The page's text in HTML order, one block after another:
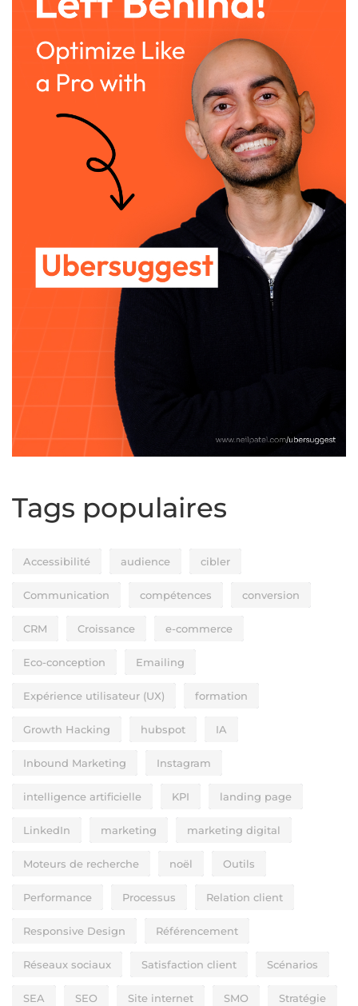
Tags populaires
Accessibilité audience cibler
Communication compétences conversion
CRM Croissance e-commerce
Eco-conception Emailing
Expérience utilisateur (UX) formation
Growth Hacking hubspot IA
Inbound Marketing Instagram
intelligence artificielle KPI landing page
LinkedIn marketing marketing digital
Moteurs de recherche noël Outils
Performance Processus Relation client
Responsive Design Référencement
Réseaux sociaux Satisfaction client Scénarios
SEA SEO Site internet SMO Stratégie